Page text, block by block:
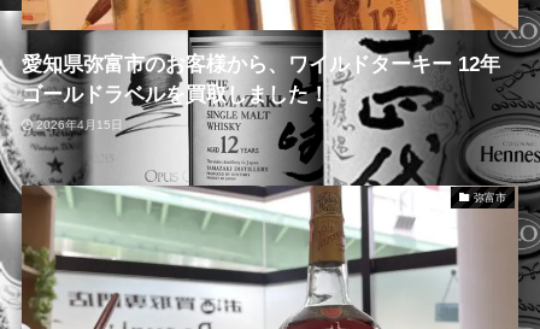
愛知県弥富市のお客様から、ワイルドターキー 12年
ゴールドラベルを買取しました！
2026年4月15日
弥富市